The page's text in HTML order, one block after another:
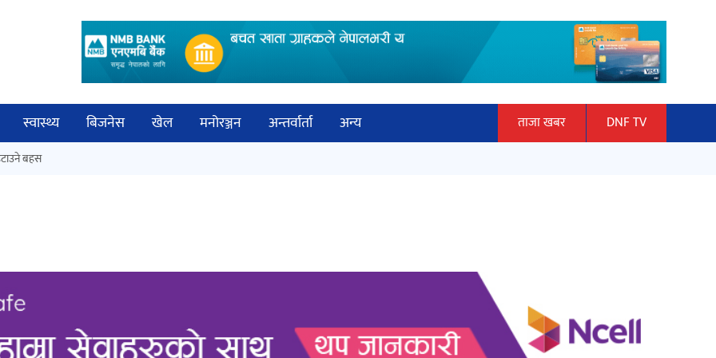
स्वास्थ्य बिजनेस खेल मनोरञ्जन अन्तर्वार्ता
अन्य
ताजा खबर DNF TV
औपचारिक सेवा सञ्चालनमा
हलमा छैन ‘गौँथली’को टिकट
बहस